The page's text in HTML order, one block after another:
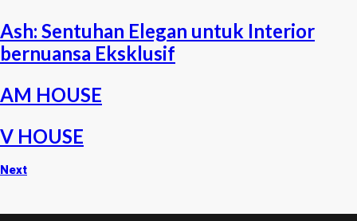
Ash: Sentuhan Elegan untuk Interior
bernuansa Eksklusif
AM HOUSE
V HOUSE
Next